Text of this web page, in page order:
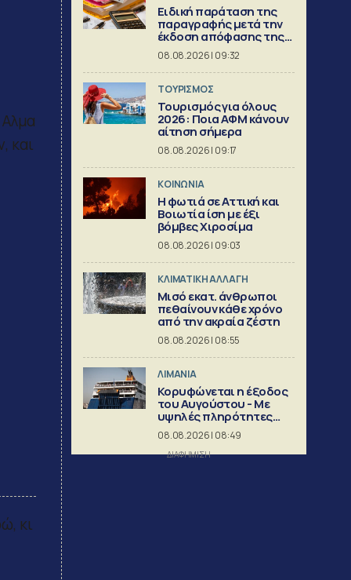
και
κι
Ειδική παράταση της
παραγραφής μετά την
έκδοση απόφασης της
Διεύθυνσης Επίλυσης
Διαφορών [Μέρος 6ο]
08.08.2026 | 09:32
ΤΟΥΡΙΣΜΟΣ
Τουρισμός για όλους
2026: Ποια ΑΦΜ κάνουν
αίτηση σήμερα
08.08.2026 | 09:17
ΚΟΙΝΩΝΙΑ
Η φωτιά σε Αττική και
Βοιωτία ίση με έξι
βόμβες Χιροσίμα
08.08.2026 | 09:03
ΚΛΙΜΑΤΙΚΗ ΑΛΛΑΓΗ
Μισό εκατ. άνθρωποι
πεθαίνουν κάθε χρόνο
από την ακραία ζέστη
08.08.2026 | 08:55
ΛΙΜΑΝΙΑ
Κορυφώνεται η έξοδος
του Αυγούστου - Με
υψηλές πληρότητες
αναχωρούν τα πλοία
08.08.2026 | 08:49